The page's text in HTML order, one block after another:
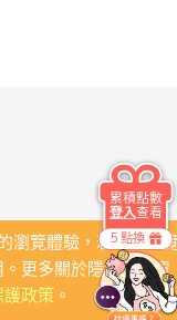
瀏覽體驗，若繼續瀏
更多關於隱私保護資
護政策。
5 點換
累積點數
登入查看